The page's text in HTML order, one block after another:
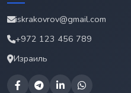
iskrakovrov@gmail.com
+972 123 456 789
Израиль